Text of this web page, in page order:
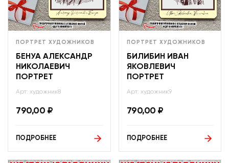
ПОРТРЕТ ХУДОЖНИКОВ
БЕНУА АЛЕКСАНДР
НИКОЛАЕВИЧ
ПОРТРЕТ
Арт: художник8
790,00 ₽
ПОДРОБНЕЕ
ПОРТРЕТ ХУДОЖНИКОВ
БИЛИБИН ИВАН
ЯКОВЛЕВИЧ
ПОРТРЕТ
Арт: художник9
790,00 ₽
ПОДРОБНЕЕ